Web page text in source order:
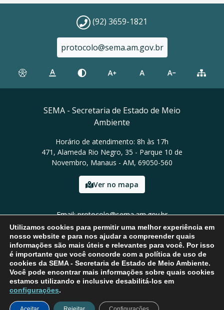
(92) 3659-1821
protocolo@sema.am.gov.br
SEMA - Secretaria de Estado de Meio
Ambiente
Horário de atendimento: 8h às 17h
471, Alameda Rio Negro, 35 - Parque 10 de
Novembro, Manaus - AM, 69050-560
Ver no mapa
Email: protocolo@sema.am.gov.br
Tel: (92) 3659-1821
Utilizamos cookies para permitir uma melhor experiência em
nosso website e para nos ajudar a compreender quais
informações são mais úteis e relevantes para você. Por isso
é importante que você concorde com a política de uso de
cookies da SEMA - Secretaria de Estado de Meio Ambiente.
Você pode encontrar mais informações sobre quais cookies
estamos utilizando e inclusive desabilitá-los em
configurações.